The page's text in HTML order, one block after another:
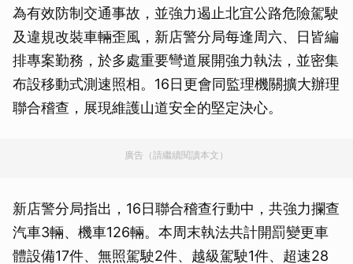
為有效防制交通事故，並強力遏止北宜公路危險駕駛
及違規改裝車輛歪風，新店警分局每逢周六、日皆編
排專案勤務，於多處重要彎道展開強力執法，並密集
布設移動式測速照相。16日更會同監理機關擴大辦理
聯合稽查，展現維護山道安全的堅定決心。
廣告（請繼續閱讀本文）
新店警分局指出，16日聯合稽查行動中，共強力攔查
汽車3輛、機車126輛。本周末執法共計開罰變更車
體設備17件、無照駕駛2件、越級駕駛1件、超速28